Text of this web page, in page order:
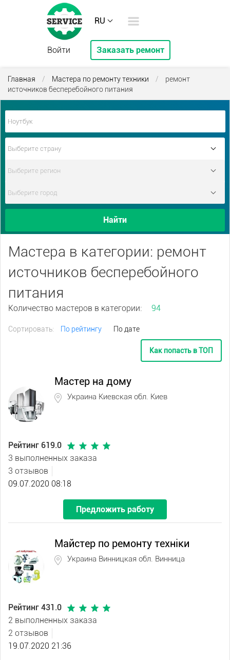
RU
Войти Заказать ремонт
Главная / Мастера по ремонту техники /
ремонт
источников бесперебойного питания
Найти
Мастера в категории: ремонт
источников бесперебойного
питания
Количество мастеров в категории: 94
Сортировать: По рейтингу По дате
Как попасть в ТОП
Мастер на дому
Украина Киевская обл. Киев
Рейтинг 619.0
3 выполненных заказа
3 отзывов
09.07.2020 08:18
Предложить работу
Майстер по ремонту техніки
Украина Винницкая обл. Винница
Рейтинг 431.0
2 выполненных заказа
2 отзывов
19.07.2020 21:36